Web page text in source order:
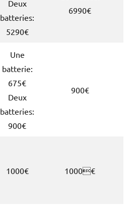
Deux
batteries:
5290€
6990€
Une
batterie:
675€
Deux
batteries:
900€
900€
1000€ 1000€